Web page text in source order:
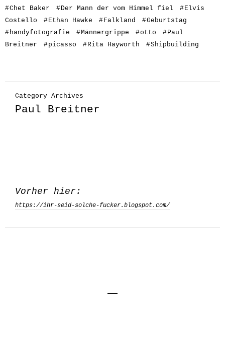
#Chet Baker #Der Mann der vom Himmel fiel #Elvis
Costello
#Ethan Hawke #Falkland #Geburtstag
#handyfotografie #Männergrippe #otto #Paul
Breitner
#picasso #Rita Hayworth #Shipbuilding
Category Archives
Paul Breitner
Vorher hier:
https://ihr-seid-solche-fucker.blogspot.com/